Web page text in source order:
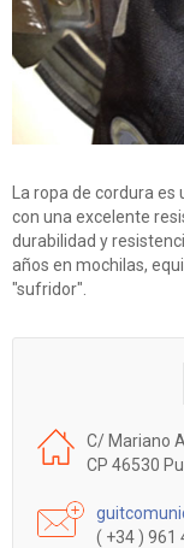
La ropa de cordura
con una excelente
durabilidad y
años en mochilas,
"sufridor".
C/ Mariano
CP 46530
( +34 ) 961